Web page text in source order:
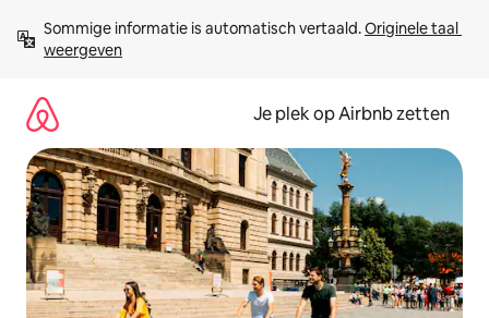
direct
naar
Sommige informatie is automatisch vertaald. Originele taal
weergeven
Je plek op Airbnb zetten